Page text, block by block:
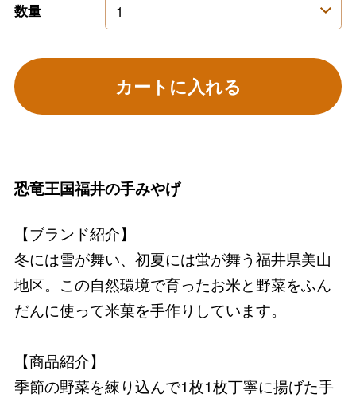
数量
カートに入れる
恐竜王国福井の手みやげ
【ブランド紹介】
冬には雪が舞い、初夏には蛍が舞う福井県美山
地区。この自然環境で育ったお米と野菜をふん
だんに使って米菓を手作りしています。
【商品紹介】
季節の野菜を練り込んで1枚1枚丁寧に揚げた手